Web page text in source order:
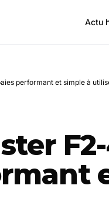
Actu
performant et simple à